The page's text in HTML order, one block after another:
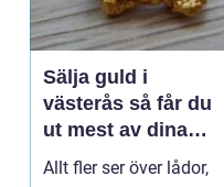
Sälja guld i
västerås så får du
ut mest av dina
smycken och mynt
Allt fler ser över lådor,